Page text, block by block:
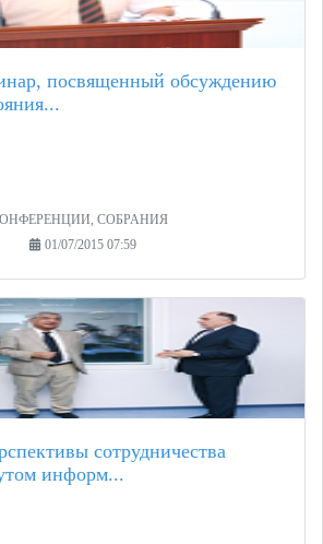
посвященный обсуждению
СОБРАНИЯ
01/07/2015 07:59
сотрудничества
информ...